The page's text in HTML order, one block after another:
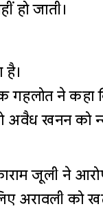
हो जाती।
है।
गहलोत ने कहा
अवैध खनन को
जूली ने
अरावली को